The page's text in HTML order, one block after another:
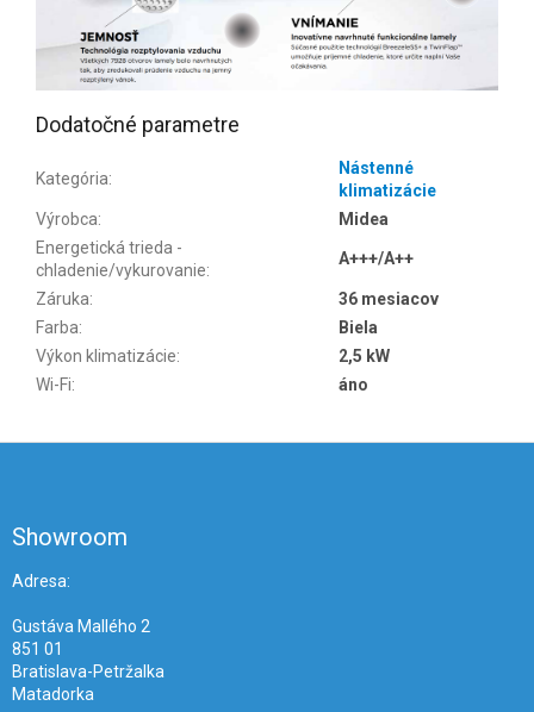
Dodatočné parametre
Kategória:
Nástenné
klimatizácie
Výrobca:
Midea
Energetická trieda -
chladenie/vykurovanie:
A+++/A++
Záruka:
36 mesiacov
Farba:
Biela
Výkon klimatizácie:
2,5 kW
Wi-Fi: áno
Showroom
Adresa:
Gustáva Mallého 2
851 01
Bratislava-Petržalka
Matadorka